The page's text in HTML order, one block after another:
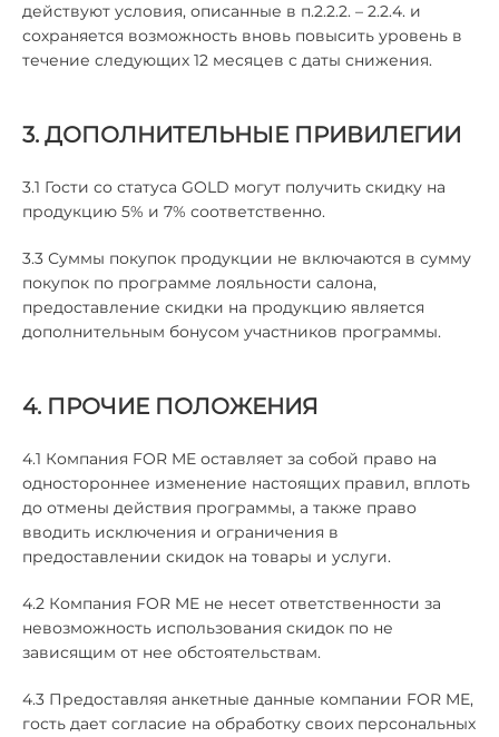
действуют условия, описанные в п.2.2.2. – 2.2.4. и
сохраняется возможность вновь повысить уровень в
течение следующих 12 месяцев с даты снижения.
3. ДОПОЛНИТЕЛЬНЫЕ ПРИВИЛЕГИИ
3.1 Гости со статуса GOLD могут получить скидку на
продукцию 5% и 7% соответственно.
3.3 Суммы покупок продукции не включаются в сумму
покупок по программе лояльности салона,
предоставление скидки на продукцию является
дополнительным бонусом участников программы.
4. ПРОЧИЕ ПОЛОЖЕНИЯ
4.1 Компания FOR ME оставляет за собой право на
одностороннее изменение настоящих правил, вплоть
до отмены действия программы, а также право
вводить исключения и ограничения в
предоставлении скидок на товары и услуги.
4.2 Компания FOR ME не несет ответственности за
невозможность использования скидок по не
зависящим от нее обстоятельствам.
4.3 Предоставляя анкетные данные компании FOR ME,
гость дает согласие на обработку своих персональных